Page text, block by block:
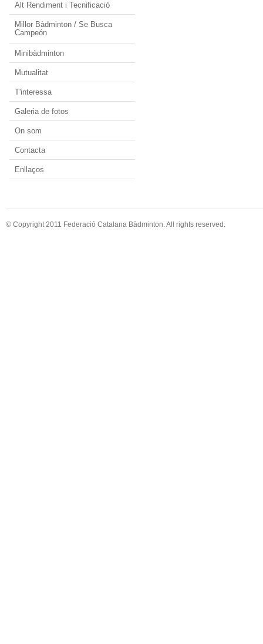
Alt Rendiment i Tecnificació
Millor Bàdminton / Se Busca
Campeón
Minibàdminton
Mutualitat
T'interessa
Galeria de fotos
On som
Contacta
Enllaços
© Copyright 2011 Federació Catalana Bàdminton. All rights reserved.